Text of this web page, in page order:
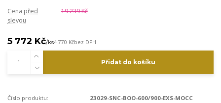
Cena před
slevou
19 239 Kč
5 772 Kč/ks4 770 Kčbez DPH
Přidat do košíku
Číslo produktu:
23029-SNC-BOO-600/900-EXS-MOCC